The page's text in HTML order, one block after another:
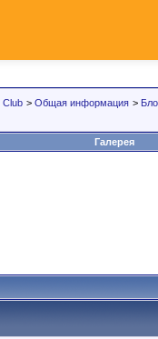
Club > Общая информация >
Галерея